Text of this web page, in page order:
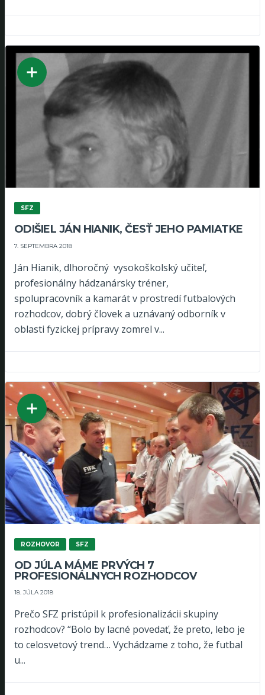
SFZ
ODIŠIEL JÁN HIANIK, ČESŤ JEHO PAMIATKE
7. SEPTEMBRA 2018
Ján Hianik, dlhoročný vysokoškolský učiteľ,
profesionálny hádzanársky tréner,
spolupracovník a kamarát v prostredí futbalových
rozhodcov, dobrý človek a uznávaný odborník v
oblasti fyzickej prípravy zomrel v...
ROZHOVOR SFZ
OD JÚLA MÁME PRVÝCH 7
PROFESIONÁLNYCH ROZHODCOV
18. JÚLA 2018
Prečo SFZ pristúpil k profesionalizácii skupiny
rozhodcov? “Bolo by lacné povedať, že preto, lebo je
to celosvetový trend… Vychádzame z toho, že futbal
u...